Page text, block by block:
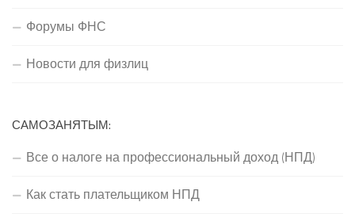
Форумы ФНС
Новости для физлиц
САМОЗАНЯТЫМ:
Все о налоге на профессиональный доход (НПД)
Как стать плательщиком НПД